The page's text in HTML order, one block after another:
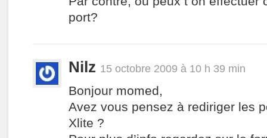
port?
Nilz 15 octobre 2009 à 10 h 39 min
Bonjour momed,
Avez vous pensez à rediriger les
Xlite ?